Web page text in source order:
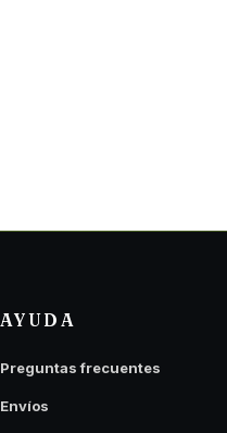
AYUDA
Preguntas frecuentes
Envíos